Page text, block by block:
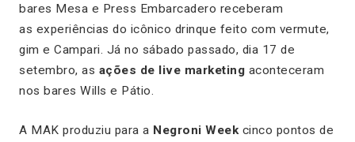
bares Mesa e Press Embarcadero receberam
as experiências do icônico drinque feito com vermute,
gim e Campari. Já no sábado passado, dia 17 de
setembro, as ações de live marketing aconteceram
nos bares Wills e Pátio.
A MAK produziu para a Negroni Weekcinco pontos de